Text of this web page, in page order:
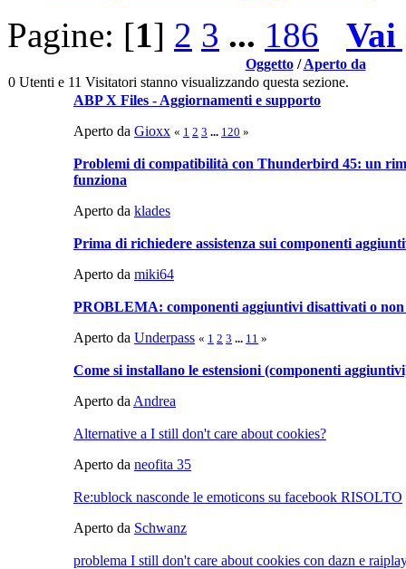
Pagine: [1] 2 3 ... 186 Vai
Oggetto/Aperto da
0 Utenti e 11 Visitatori stanno visualizzando questa sezione.
ABP X Files - Aggiornamenti e supporto
Aperto da Gioxx « 1 2 3 ... 120 »
Problemi di compatibilità con Thunderbird 45: un
funziona
Aperto da klades
Prima di richiedere assistenza sui componenti
Aperto da miki64
PROBLEMA: componenti aggiuntivi disattivati o
Aperto da Underpass « 1 2 3 ... 11 »
Come si installano le estensioni (componenti
Aperto da Andrea
Alternative a I still don't care about cookies?
Aperto da neofita 35
Re:ublock nasconde le emoticons su facebook RISOLTO
Aperto da Schwanz
problema I still don't care about cookies con dazn e